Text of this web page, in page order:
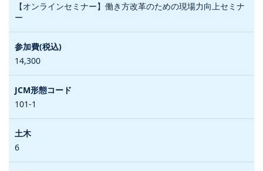
【オンラインセミナー】働き方改革のための現場力向上セミナ
ー
14,300
101-1
6